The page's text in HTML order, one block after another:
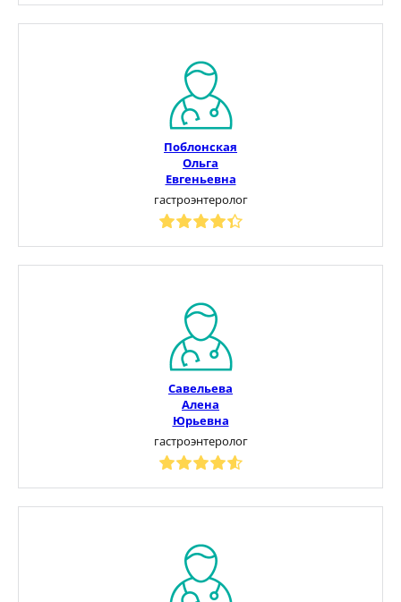
Поблонская
Ольга
Евгеньевна
гастроэнтеролог
Савельева
Алена
Юрьевна
гастроэнтеролог